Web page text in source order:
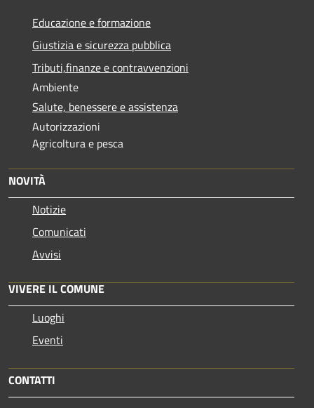
Educazione e formazione
Giustizia e sicurezza pubblica
Tributi,finanze e contravvenzioni
Ambiente
Salute, benessere e assistenza
Autorizzazioni
Agricoltura e pesca
NOVITÀ
Notizie
Comunicati
Avvisi
VIVERE IL COMUNE
Luoghi
Eventi
CONTATTI